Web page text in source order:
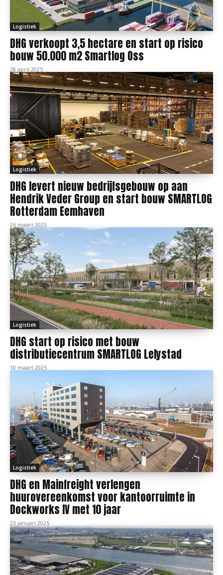
Logistiek
DHG verkoopt 3,5 hectare en start op risico
bouw 50.000 m2 Smartlog Oss
28 april 2025
Logistiek
DHG levert nieuw bedrijfsgebouw op aan
Hendrik Veder Group en start bouw SMARTLOG
Rotterdam Eemhaven
26 maart 2025
Logistiek
DHG start op risico met bouw
distributiecentrum SMARTLOG Lelystad
10 maart 2025
Logistiek
DHG en Mainfreight verlengen
huurovereenkomst voor kantoorruimte in
Dockworks IV met 10 jaar
23 januari 2025